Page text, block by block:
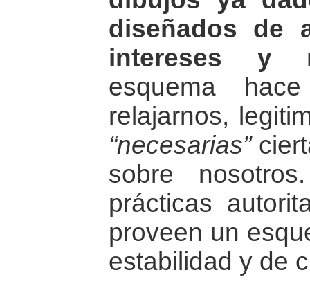
diseñados de
intereses y
esquema
relajarnos,
“necesarias”
sobre
prácticas
proveen un
estabilidad y de